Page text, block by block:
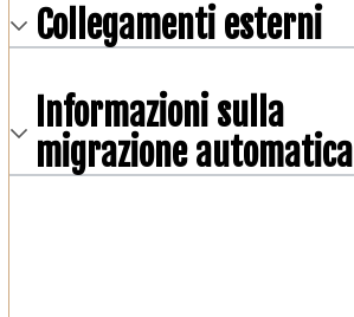
Collegamenti esterni
Informazioni sulla
migrazione automatica